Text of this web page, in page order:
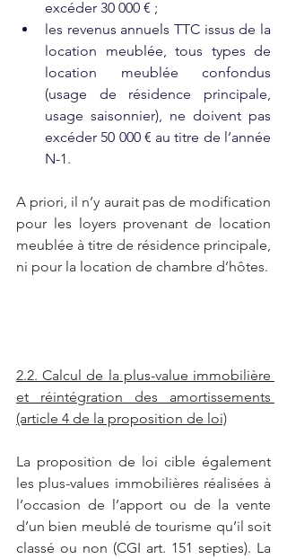
excéder 30 000 € ;
les revenus annuels TTC issus de la
location meublée, tous types de
location meublée confondus
(usage de résidence principale,
usage saisonnier), ne doivent pas
excéder 50 000 € au titre de l’année
N-1.
A priori, il n’y aurait pas de modification
pour les loyers provenant de location
meublée à titre de résidence principale,
ni pour la location de chambre d’hôtes.
2.2. Calcul de la plus-value immobilière
et réintégration des amortissements
(article 4 de la proposition de loi)
La proposition de loi cible également
les plus-values immobilières réalisées à
l’occasion de l’apport ou de la vente
d’un bien meublé de tourisme qu’il soit
classé ou non (CGI art. 151 septies). La